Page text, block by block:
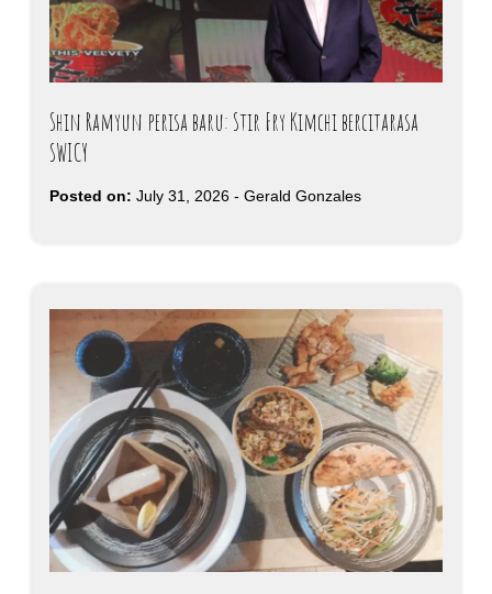
Shin Ramyun perisa baru: Stir Fry Kimchi bercitarasa
SWICY
Posted on: July 31, 2026 - Gerald Gonzales